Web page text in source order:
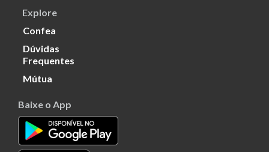
Explore
Confea
Dúvidas
Frequentes
Mútua
Baixe o App